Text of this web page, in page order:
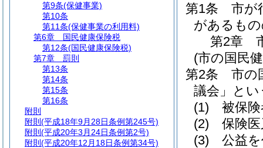
第1条
市が
があるも
第2章
(市の国民
第2条
市の
議会」とい
(1)
被保
(2)
保険
(3)
公益
第9条(保健事業)
第10条
第11条(保健事業の利用料)
第6章
国民健康保険税
第12条(国民健康保険税)
第7章
罰則
第13条
第14条
第15条
第16条
附則
附則 (平成18年9月28日条例第245号)
附則 (平成20年3月24日条例第2号)
附則 (平成20年12月18日条例第34号)